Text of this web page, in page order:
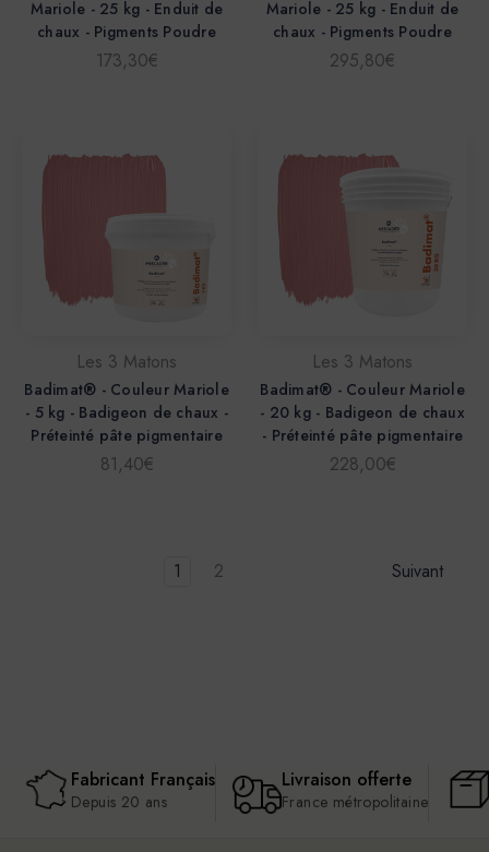
Mariole - 25 kg - Enduit de
chaux - Pigments Poudre
173,30€
Mariole - 25 kg - Enduit de
chaux - Pigments Poudre
295,80€
Les 3 Matons
Badimat® - Couleur Mariole
- 5 kg - Badigeon de chaux -
Préteinté pâte pigmentaire
81,40€
Les 3 Matons
Badimat® - Couleur Mariole
- 20 kg - Badigeon de chaux
- Préteinté pâte pigmentaire
228,00€
1 2 Suivant
Fabricant Français
Depuis 20 ans
Livraison offerte
France métropolitaine